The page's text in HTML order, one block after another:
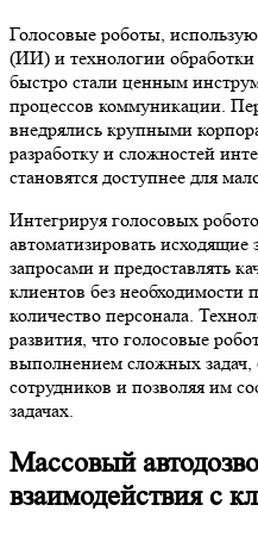
Голосовые роботы,
(ИИ) и технологии обработки
быстро стали ценным
процессов коммуникации.
внедрялись крупными
разработку и сложностей
становятся доступнее для
Интегрируя голосовых
автоматизировать
запросами и предоставлять
клиентов без необходимости
количество персонала.
развития, что голосовые
выполнением сложных задач,
сотрудников и позволяя им
задачах.
Массовый
взаимодействия с